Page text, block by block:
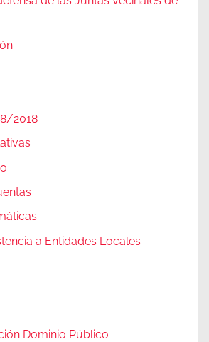
2018
a Entidades Locales
Dominio Público